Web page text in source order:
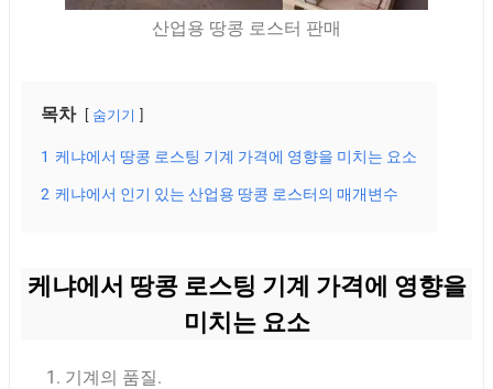
산업용 땅콩 로스터 판매
목차 숨기기
1 케냐에서 땅콩 로스팅 기계 가격에 영향을 미치는 요소
2 케냐에서 인기 있는 산업용 땅콩 로스터의 매개변수
케냐에서 땅콩 로스팅 기계 가격에 영향을
미치는 요소
기계의 품질.